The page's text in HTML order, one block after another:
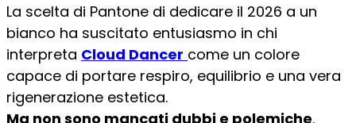
La scelta di Pantone di dedicare il 2026 a un
bianco ha suscitato entusiasmo in chi
interpreta Cloud Dancer come un colore
capace di portare respiro, equilibrio e una vera
rigenerazione estetica.
Ma non sono mancati dubbi e polemiche.